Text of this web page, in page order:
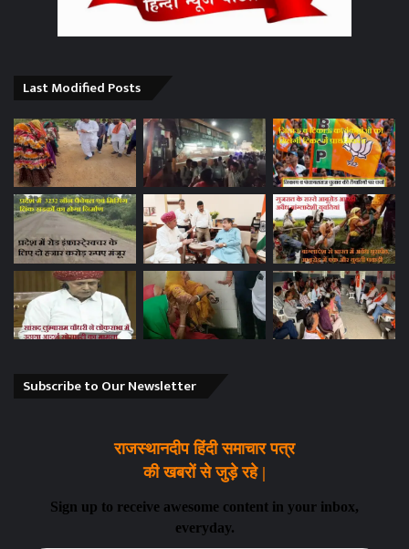
Last Modified Posts
Subscribe to Our Newsletter
राजस्थानदीप हिंदी समाचार पत्र
की खबरों से जुड़े रहे |
Sign up to receive awesome content in your inbox,
everyday.